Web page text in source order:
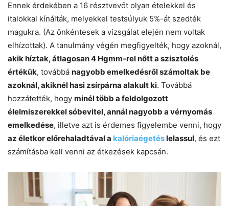
Ennek érdekében a 16 résztvevőt olyan ételekkel és
italokkal kínálták, melyekkel testsúlyuk 5%-át szedték
magukra. (Az önkéntesek a vizsgálat elején nem voltak
elhízottak). A tanulmány végén megfigyelték, hogy azoknál,
akik híztak, átlagosan 4 Hgmm-rel nőtt a szisztolés
értékük, továbbá nagyobb emelkedésről számoltak be
azoknál, akiknél hasi zsírpárna alakult ki. Továbbá
hozzátették, hogy minél több a feldolgozott
élelmiszerekkel sóbevitel, annál nagyobb a vérnyomás
emelkedése, illetve azt is érdemes figyelembe venni, hogy
az életkor előrehaladtával a kalóriaégetéslelassul, és ezt
számításba kell venni az étkezések kapcsán.